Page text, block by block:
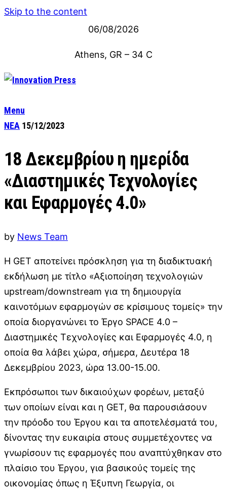
Skip to the content
06/08/2026
Athens, GR – 34 C
Menu
ΝΕΑ 15/12/2023
18 Δεκεμβρίου η ημερίδα
«Διαστημικές Τεχνολογίες
και Εφαρμογές 4.0»
by News Team
Η GET αποτείνει πρόσκληση για τη διαδικτυακή
εκδήλωση με τίτλο «Αξιοποίηση τεχνολογιών
upstream/downstream για τη δημιουργία
καινοτόμων εφαρμογών σε κρίσιμους τομείς» την
οποία διοργανώνει το Έργο SPACE 4.0 –
Διαστημικές Τεχνολογίες και Εφαρμογές 4.0, η
οποία θα λάβει χώρα, σήμερα, Δευτέρα 18
Δεκεμβρίου 2023, ώρα 13.00-15.00.
Εκπρόσωποι των δικαιούχων φορέων, μεταξύ
των οποίων είναι και η GET, θα παρουσιάσουν
την πρόοδο του Έργου και τα αποτελέσματά του,
δίνοντας την ευκαιρία στους συμμετέχοντες να
γνωρίσουν τις εφαρμογές που αναπτύχθηκαν στο
πλαίσιο του Έργου, για βασικούς τομείς της
οικονομίας όπως η Έξυπνη Γεωργία, οι